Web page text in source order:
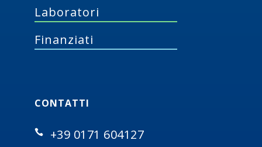
Laboratori
Finanziati
CONTATTI
 +39 0171 604127